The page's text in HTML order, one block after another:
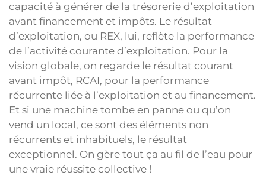
capacité à générer de la trésorerie d’exploitation
avant financement et impôts. Le résultat
d’exploitation, ou REX, lui, reflète la performance
de l’activité courante d’exploitation. Pour la
vision globale, on regarde le résultat courant
avant impôt, RCAI, pour la performance
récurrente liée à l’exploitation et au financement.
Et si une machine tombe en panne ou qu’on
vend un local, ce sont des éléments non
récurrents et inhabituels, le résultat
exceptionnel. On gère tout ça au fil de l’eau pour
une vraie réussite collective !